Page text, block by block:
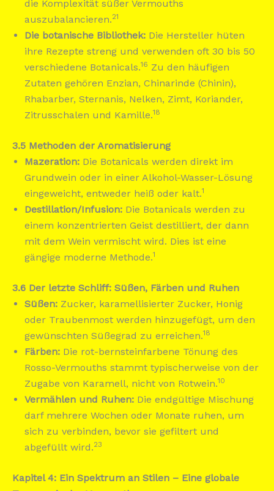
die Komplexität süßer Vermouths
auszubalancieren.21
Die botanische Bibliothek: Die Hersteller hüten
ihre Rezepte streng und verwenden oft 30 bis 50
verschiedene Botanicals.16 Zu den häufigen
Zutaten gehören Enzian, Chinarinde (Chinin),
Rhabarber, Sternanis, Nelken, Zimt, Koriander,
Zitrusschalen und Kamille.18
3.5 Methoden der Aromatisierung
Mazeration: Die Botanicals werden direkt im
Grundwein oder in einer Alkohol-Wasser-Lösung
eingeweicht, entweder heiß oder kalt.1
Destillation/Infusion: Die Botanicals werden zu
einem konzentrierten Geist destilliert, der dann
mit dem Wein vermischt wird. Dies ist eine
gängige moderne Methode.1
3.6 Der letzte Schliff: Süßen, Färben und Ruhen
Süßen: Zucker, karamellisierter Zucker, Honig
oder Traubenmost werden hinzugefügt, um den
gewünschten Süßegrad zu erreichen.18
Färben: Die rot-bernsteinfarbene Tönung des
Rosso-Vermouths stammt typischerweise von der
Zugabe von Karamell, nicht von Rotwein.10
Vermählen und Ruhen: Die endgültige Mischung
darf mehrere Wochen oder Monate ruhen, um
sich zu verbinden, bevor sie gefiltert und
abgefüllt wird.23
Kapitel 4: Ein Spektrum an Stilen – Eine globale